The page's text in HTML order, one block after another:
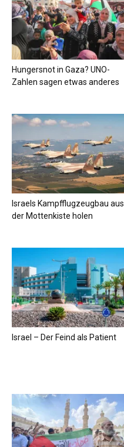
Hungersnot in Gaza? UNO-
Zahlen sagen etwas anderes
Israels Kampfflugzeugbau aus
der Mottenkiste holen
Israel – Der Feind als Patient